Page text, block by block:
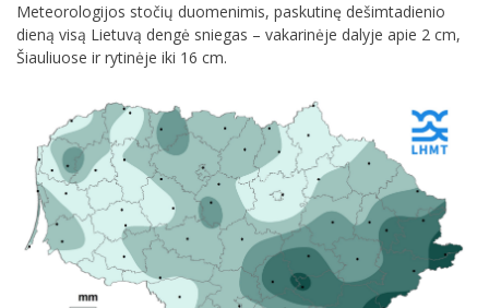
Meteorologijos stočių duomenimis, paskutinę dešimtadienio
dieną visą Lietuvą dengė sniegas – vakarinėje dalyje apie 2 cm,
Šiauliuose ir rytinėje iki 16 cm.